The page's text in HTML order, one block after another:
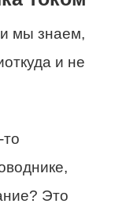
мы знаем,
и не
Это